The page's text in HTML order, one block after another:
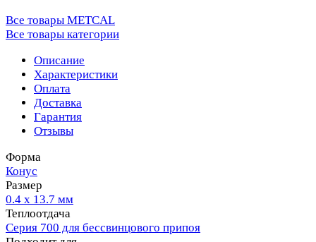
Все товары METCAL
Все товары категории
Описание
Характеристики
Оплата
Доставка
Гарантия
Отзывы
Форма
Конус
Размер
0.4 х 13.7 мм
Теплоотдача
Серия 700 для бессвинцового припоя